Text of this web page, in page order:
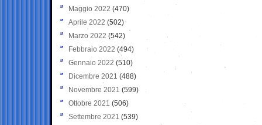
Maggio 2022 (470)
Aprile 2022 (502)
Marzo 2022 (542)
Febbraio 2022 (494)
Gennaio 2022 (510)
Dicembre 2021 (488)
Novembre 2021 (599)
Ottobre 2021 (506)
Settembre 2021 (539)